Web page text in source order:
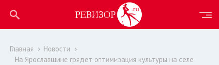
Главная
Новости
На Ярославщине грядет оптимизация культуры на селе